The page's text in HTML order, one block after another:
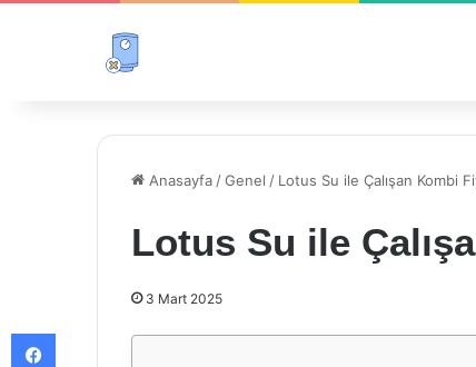
Anasayfa /Genel / Lotus Su ile Çalışan Kombi
Lotus Su ile
3 Mart 2025
Facebook